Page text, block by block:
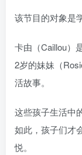
该节目的对象是
卡由（Caillou）
2岁的妹妹（
活故事。
这些孩子生活中
如此，孩子们才
悦。